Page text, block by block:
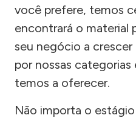
você prefere, temos
encontrará o material
seu negócio a crescer
por nossas
temos a oferecer.
Não importa o